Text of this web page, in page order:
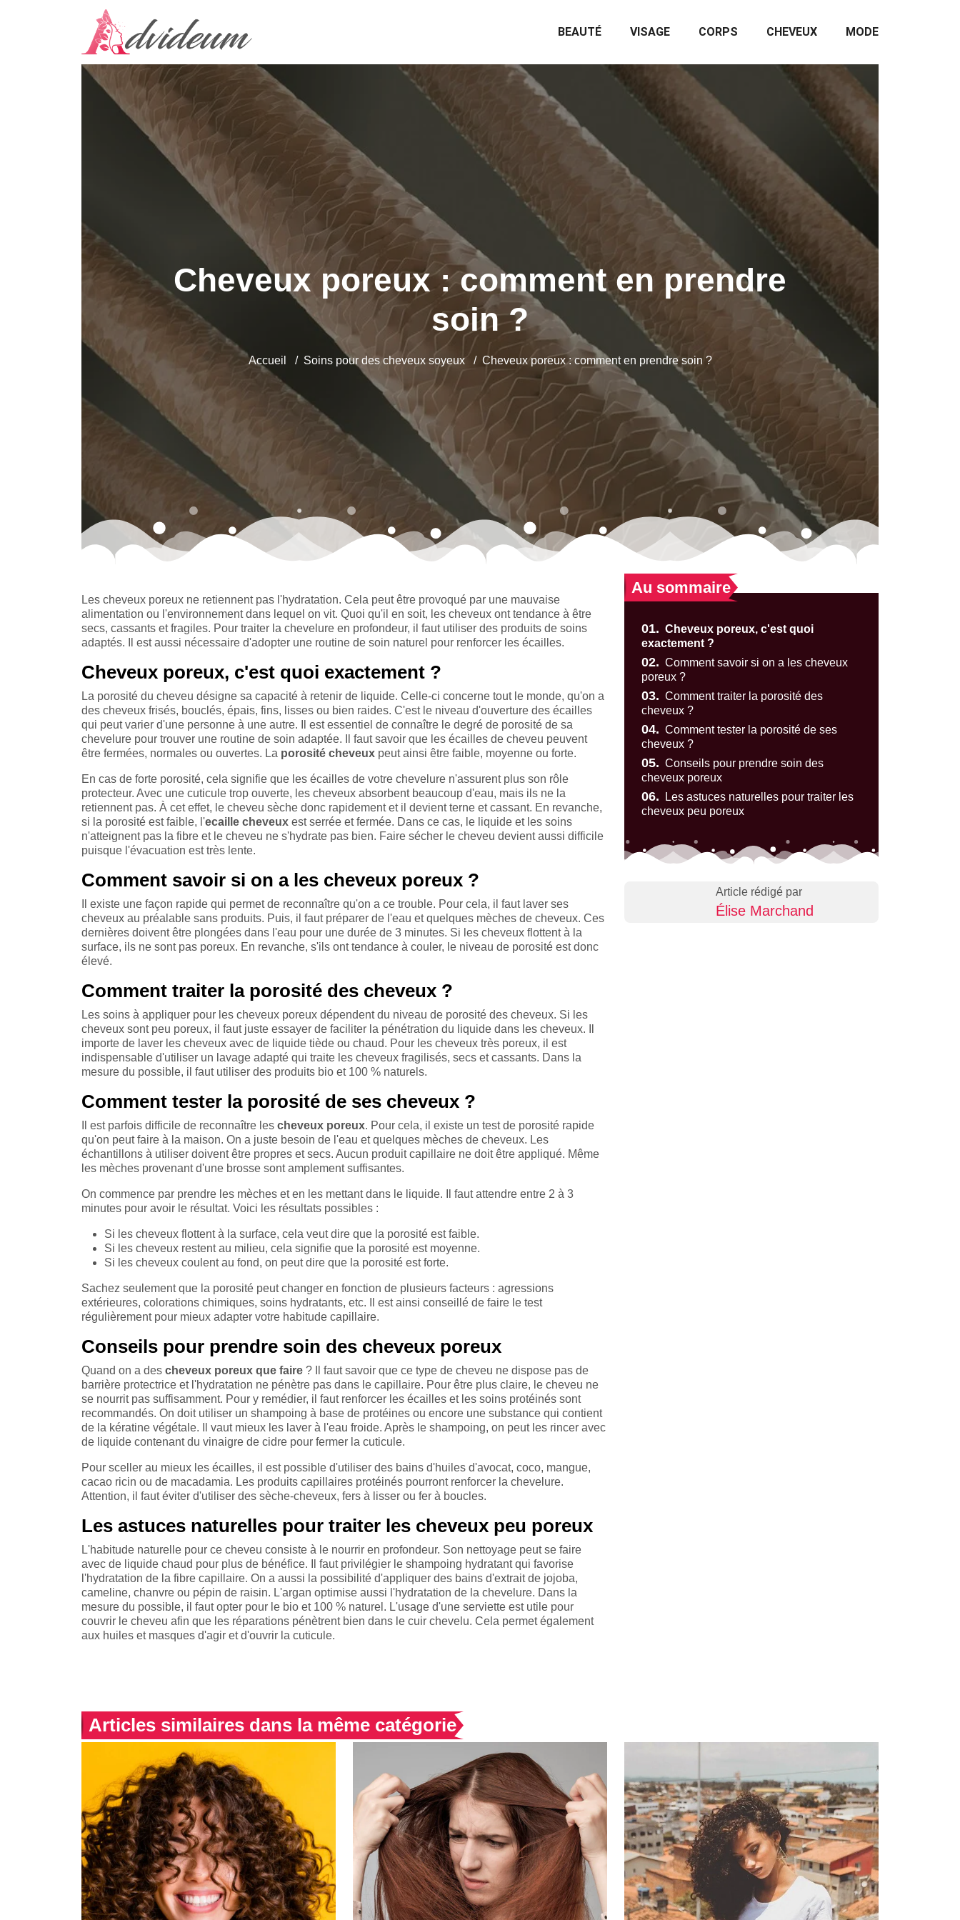
BEAUTÉ VISAGE CORPS CHEVEUX MODE
Cheveux poreux : comment en prendre
soin ?
Accueil Soins pour des cheveux soyeux Cheveux poreux : comment en prendre soin ?
Les cheveux poreux ne retiennent pas l'hydratation. Cela peut être provoqué par une mauvaise
alimentation ou l'environnement dans lequel on vit. Quoi qu'il en soit, les cheveux ont tendance à être
secs, cassants et fragiles. Pour traiter la chevelure en profondeur, il faut utiliser des produits de soins
adaptés. Il est aussi nécessaire d'adopter une routine de soin naturel pour renforcer les écailles.
Cheveux poreux, c'est quoi exactement ?
La porosité du cheveu désigne sa capacité à retenir de liquide. Celle-ci concerne tout le monde, qu'on a
des cheveux frisés, bouclés, épais, fins, lisses ou bien raides. C'est le niveau d'ouverture des écailles
qui peut varier d'une personne à une autre. Il est essentiel de connaître le degré de porosité de sa
chevelure pour trouver une routine de soin adaptée. Il faut savoir que les écailles de cheveu peuvent
être fermées, normales ou ouvertes. La porosité cheveux peut ainsi être faible, moyenne ou forte.
En cas de forte porosité, cela signifie que les écailles de votre chevelure n'assurent plus son rôle
protecteur. Avec une cuticule trop ouverte, les cheveux absorbent beaucoup d'eau, mais ils ne la
retiennent pas. À cet effet, le cheveu sèche donc rapidement et il devient terne et cassant. En revanche,
si la porosité est faible, l'ecaille cheveux est serrée et fermée. Dans ce cas, le liquide et les soins
n'atteignent pas la fibre et le cheveu ne s'hydrate pas bien. Faire sécher le cheveu devient aussi difficile
puisque l'évacuation est très lente.
Comment savoir si on a les cheveux poreux ?
Il existe une façon rapide qui permet de reconnaître qu'on a ce trouble. Pour cela, il faut laver ses
cheveux au préalable sans produits. Puis, il faut préparer de l'eau et quelques mèches de cheveux. Ces
dernières doivent être plongées dans l'eau pour une durée de 3 minutes. Si les cheveux flottent à la
surface, ils ne sont pas poreux. En revanche, s'ils ont tendance à couler, le niveau de porosité est donc
élevé.
Comment traiter la porosité des cheveux ?
Les soins à appliquer pour les cheveux poreux dépendent du niveau de porosité des cheveux. Si les
cheveux sont peu poreux, il faut juste essayer de faciliter la pénétration du liquide dans les cheveux. Il
importe de laver les cheveux avec de liquide tiède ou chaud. Pour les cheveux très poreux, il est
indispensable d'utiliser un lavage adapté qui traite les cheveux fragilisés, secs et cassants. Dans la
mesure du possible, il faut utiliser des produits bio et 100 % naturels.
Comment tester la porosité de ses cheveux ?
Il est parfois difficile de reconnaître les cheveux poreux. Pour cela, il existe un test de porosité rapide
qu'on peut faire à la maison. On a juste besoin de l'eau et quelques mèches de cheveux. Les
échantillons à utiliser doivent être propres et secs. Aucun produit capillaire ne doit être appliqué. Même
les mèches provenant d'une brosse sont amplement suffisantes.
On commence par prendre les mèches et en les mettant dans le liquide. Il faut attendre entre 2 à 3
minutes pour avoir le résultat. Voici les résultats possibles :
Si les cheveux flottent à la surface, cela veut dire que la porosité est faible.
Si les cheveux restent au milieu, cela signifie que la porosité est moyenne.
Si les cheveux coulent au fond, on peut dire que la porosité est forte.
Sachez seulement que la porosité peut changer en fonction de plusieurs facteurs : agressions
extérieures, colorations chimiques, soins hydratants, etc. Il est ainsi conseillé de faire le test
régulièrement pour mieux adapter votre habitude capillaire.
Conseils pour prendre soin des cheveux poreux
Quand on a des cheveux poreux que faire ? Il faut savoir que ce type de cheveu ne dispose pas de
barrière protectrice et l'hydratation ne pénètre pas dans le capillaire. Pour être plus claire, le cheveu ne
se nourrit pas suffisamment. Pour y remédier, il faut renforcer les écailles et les soins protéinés sont
recommandés. On doit utiliser un shampoing à base de protéines ou encore une substance qui contient
de la kératine végétale. Il vaut mieux les laver à l'eau froide. Après le shampoing, on peut les rincer avec
de liquide contenant du vinaigre de cidre pour fermer la cuticule.
Pour sceller au mieux les écailles, il est possible d'utiliser des bains d'huiles d'avocat, coco, mangue,
cacao ricin ou de macadamia. Les produits capillaires protéinés pourront renforcer la chevelure.
Attention, il faut éviter d'utiliser des sèche-cheveux, fers à lisser ou fer à boucles.
Les astuces naturelles pour traiter les cheveux peu poreux
L'habitude naturelle pour ce cheveu consiste à le nourrir en profondeur. Son nettoyage peut se faire
avec de liquide chaud pour plus de bénéfice. Il faut privilégier le shampoing hydratant qui favorise
l'hydratation de la fibre capillaire. On a aussi la possibilité d'appliquer des bains d'extrait de jojoba,
cameline, chanvre ou pépin de raisin. L'argan optimise aussi l'hydratation de la chevelure. Dans la
mesure du possible, il faut opter pour le bio et 100 % naturel. L'usage d'une serviette est utile pour
couvrir le cheveu afin que les réparations pénètrent bien dans le cuir chevelu. Cela permet également
aux huiles et masques d'agir et d'ouvrir la cuticule.
Au sommaire
01. Cheveux poreux, c'est quoi
exactement ?
02. Comment savoir si on a les cheveux
poreux ?
03. Comment traiter la porosité des
cheveux ?
04. Comment tester la porosité de ses
cheveux ?
05. Conseils pour prendre soin des
cheveux poreux
06.
Les astuces naturelles pour traiter les
cheveux peu poreux
Article rédigé par
Élise Marchand
Articles similaires dans la même catégorie